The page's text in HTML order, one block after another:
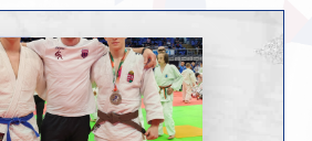
5.hely
érem
bronz érem
ezüst érem
arany érem
érem